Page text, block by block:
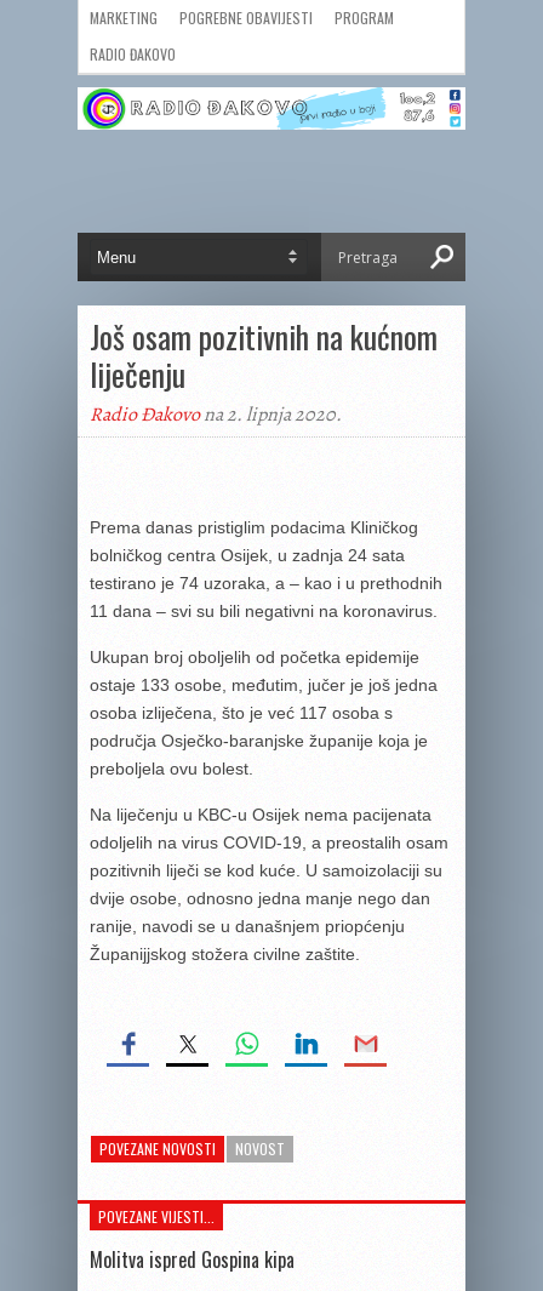
MARKETING POGREBNE OBAVIJESTI
PROGRAM
RADIO ĐAKOVO
Još osam pozitivnih na kućnom
liječenju
Radio Đakovona 2. lipnja 2020.
Prema danas pristiglim podacima Kliničkog
bolničkog centra Osijek, u zadnja 24 sata
testirano je 74 uzoraka, a – kao i u prethodnih
11 dana – svi su bili negativni na koronavirus.
Ukupan broj oboljelih od početka epidemije
ostaje 133 osobe, međutim, jučer je još jedna
osoba izliječena, što je već 117 osoba s
područja Osječko-baranjske županije koja je
preboljela ovu bolest.
Na liječenju u KBC-u Osijek nema pacijenata
odoljelih na virus COVID-19, a preostalih osam
pozitivnih liječi se kod kuće. U samoizolaciji su
dvije osobe, odnosno jedna manje nego dan
ranije, navodi se u današnjem priopćenju
Županijjskog stožera civilne zaštite.
POVEZANE NOVOSTI NOVOST
POVEZANE VIJESTI...
Molitva ispred Gospina kipa